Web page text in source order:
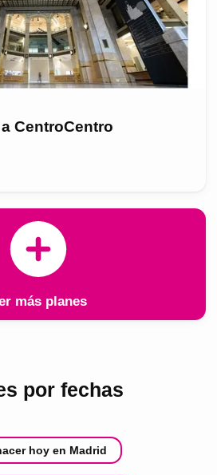
CentroCentro
más planes
por fechas
hoy en Madrid